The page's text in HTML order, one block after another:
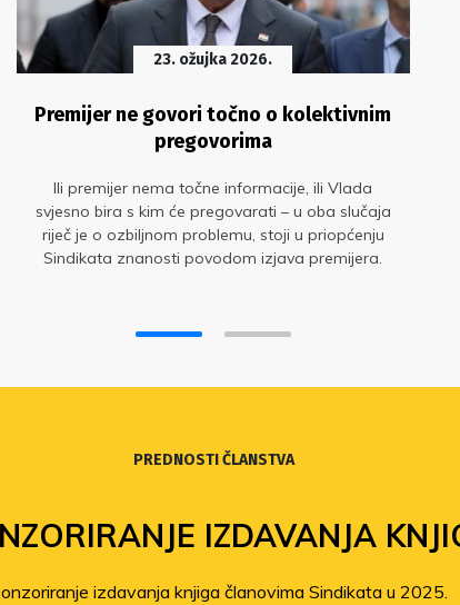
23. ožujka 2026.
Premijer ne govori točno o kolektivnim
pregovorima
Ili premijer nema točne informacije, ili Vlada
svjesno bira s kim će pregovarati – u oba slučaja
riječ je o ozbiljnom problemu, stoji u priopćenju
Sindikata znanosti povodom izjava premijera.
PREDNOSTI ČLANSTVA
FOND SOLIDARNOSTI
Povećanje isplata iz Fonda solidarnosti